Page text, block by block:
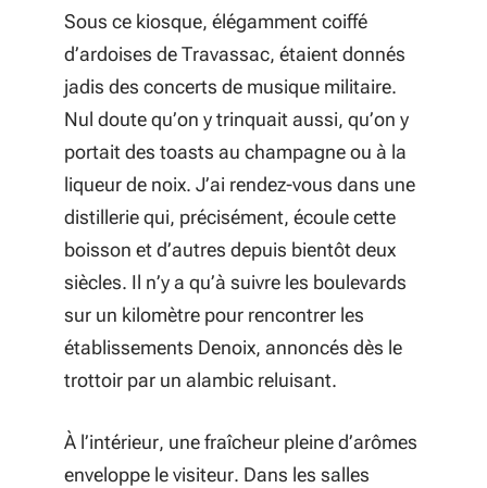
Sous ce kiosque, élégamment coiffé
d’ardoises de Travassac, étaient donnés
jadis des concerts de musique militaire.
Nul doute qu’on y trinquait aussi, qu’on y
portait des toasts au champagne ou à la
liqueur de noix. J’ai rendez-vous dans une
distillerie qui, précisément, écoule cette
boisson et d’autres depuis bientôt deux
siècles. Il n’y a qu’à suivre les boulevards
sur un kilomètre pour rencontrer les
établissements Denoix, annoncés dès le
trottoir par un alambic reluisant.
À l’intérieur, une fraîcheur pleine d’arômes
enveloppe le visiteur. Dans les salles